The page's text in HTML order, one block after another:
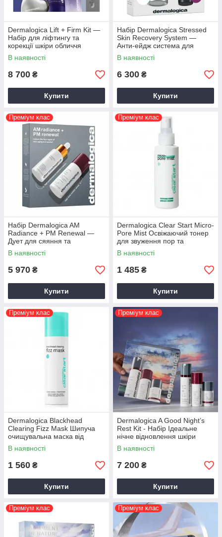
Dermalogica Lift + Firm Kit —
Набір для ліфтингу та
корекції шкіри обличчя
В наявності
8 700 ₴
Купити
Набір Dermalogica Stressed
Skin Recovery System —
Анти-ейдж система для
відновлення шкіри
В наявності
6 300 ₴
Купити
Преміум клас
Набір Dermalogica AM
Radiance + PM Renewal —
Дует для сяяння та
відновлення шкіри
В наявності
5 970 ₴
Купити
Преміум клас
Dermalogica Clear Start Micro-
Pore Mist Освіжаючий тонер
для звуження пор та
боротьби із запаленнями 118
мл
В наявності
1 485 ₴
Купити
Преміум клас
Dermalogica Blackhead
Clearing Fizz Mask Шипуча
очищувальна маска від
чорних точок 50 мл
В наявності
1 560 ₴
Купити
Преміум клас
Dermalogica A Good Night’s
Rest Kit - Набір Ідеальне
нічне відновлення шкіри
обличчя
В наявності
7 200 ₴
Купити
Преміум клас Преміум клас